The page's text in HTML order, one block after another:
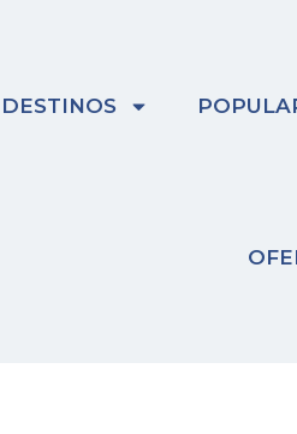
DESTINOS